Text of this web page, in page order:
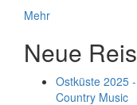
Mehr
Neue
Ostküste 2025
Country Music